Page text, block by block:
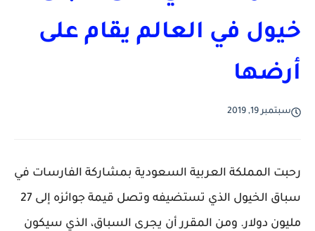
خيول في العالم يقام على
أرضها
سبتمبر 19, 2019
رحبت المملكة العربية السعودية بمشاركة الفارسات في
سباق الخيول الذي تستضيفه وتصل قيمة جوائزه إلى 27
مليون دولار. ومن المقرر أن يجرى السباق، الذي سيكون